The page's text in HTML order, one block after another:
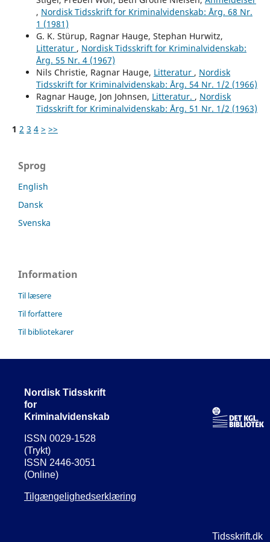
, Nordisk Tidsskrift for Kriminalvidenskab: Årg. 68 Nr.
1 (1981)
G. K. Stürup, Ragnar Hauge, Stephan Hurwitz,
Litteratur , Nordisk Tidsskrift for Kriminalvidenskab:
Årg. 55 Nr. 4 (1967)
Nils Christie, Ragnar Hauge, Litteratur , Nordisk
Tidsskrift for Kriminalvidenskab: Årg. 54 Nr. 1/2 (1966)
Ragnar Hauge, Jon Johnsen, Litteratur. , Nordisk
Tidsskrift for Kriminalvidenskab: Årg. 51 Nr. 1/2 (1963)
1 2 3 4 > >>
Sprog
English
Dansk
Svenska
Information
Til læsere
Til forfattere
Til bibliotekarer
Nordisk Tidsskrift
for
Kriminalvidenskab
ISSN 0029-1528
(Trykt)
ISSN 2446-3051
(Online)
Tilgængelighedserklæring